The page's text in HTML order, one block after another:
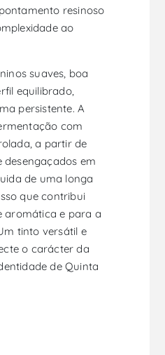
resinoso
ao
suaves, boa
equilibrado,
persistente. A
com
a partir de
em
de uma longa
que contribui
aromática e para a
tinto versátil e
o carácter da
de Quinta